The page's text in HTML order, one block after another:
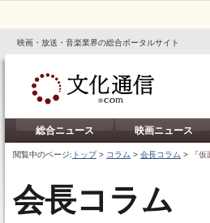
映画・放送・音楽業界の総合ポータルサイト
総合ニュース 映画ニュース
閲覧中のページ: トップ> コラム > 会長コラム > 『
会長コラム